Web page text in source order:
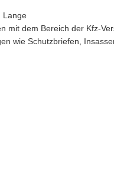
Lange
mit dem Bereich der Kfz-
wie Schutzbriefen,